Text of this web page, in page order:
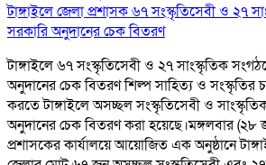
টাঙ্গাইলে জেলা প্রশাসক ৬৭ সংস্কৃতিসেবী ও ২৭
সরকারি অনুদানের চেক বিতরণ
টাঙ্গাইলে ৬৭ সংস্কৃতিসেবী ও ২৭ সাংস্কৃতিক
অনুদানের চেক বিতরণ শিল্প সাহিত্য ও সংস্কৃতির
করতে টাঙ্গাইলে অসচ্ছল সংস্কৃতিসেবী ও
অনুদানের চেক বিতরণ করা হয়েছে।মঙ্গলবার
প্রশাসকের কার্যালয়ে আয়োজিত এক অনুষ্ঠানে